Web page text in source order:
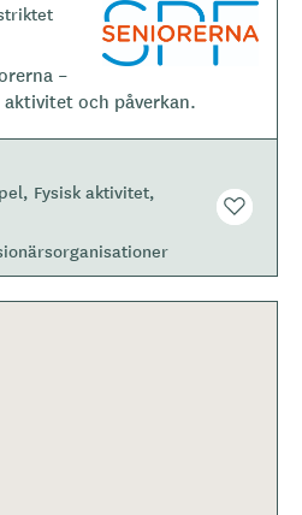
L
o
g
o
y
e
–
och påverkan.
Fysisk aktivitet